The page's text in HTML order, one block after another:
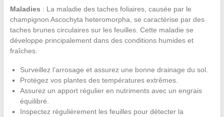
Maladies : La maladie des taches foliaires, causée par le
champignon Ascochyta heteromorpha, se caractérise par des
taches brunes circulaires sur les feuilles. Cette maladie se
développe principalement dans des conditions humides et
fraîches.
Surveillez l’arrosage et assurez une bonne drainage du sol.
Protégez vos plantes des températures extrêmes.
Assurez un apport régulier en nutriments avec un engrais
équilibré.
Inspectez régulièrement les feuilles pour détecter la